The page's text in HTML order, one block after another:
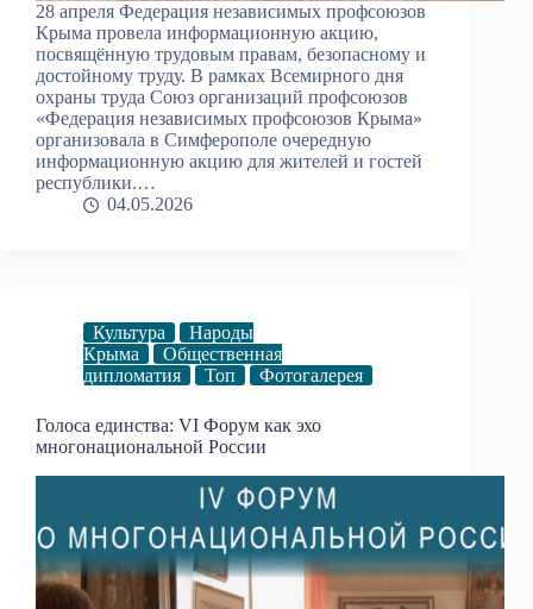
28 апреля Федерация независимых профсоюзов
Крыма провела информационную акцию,
посвящённую трудовым правам, безопасному и
достойному труду. В рамках Всемирного дня
охраны труда Союз организаций профсоюзов
«Федерация независимых профсоюзов Крыма»
организовала в Симферополе очередную
информационную акцию для жителей и гостей
республики.…
04.05.2026
Культура
Народы
Крыма
Общественная
дипломатия
Топ Фотогалерея
Голоса единства: VI Форум как эхо
многонациональной России